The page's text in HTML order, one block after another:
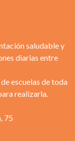
saludable y
diarias entre
escuelas de toda
realizarla.
75